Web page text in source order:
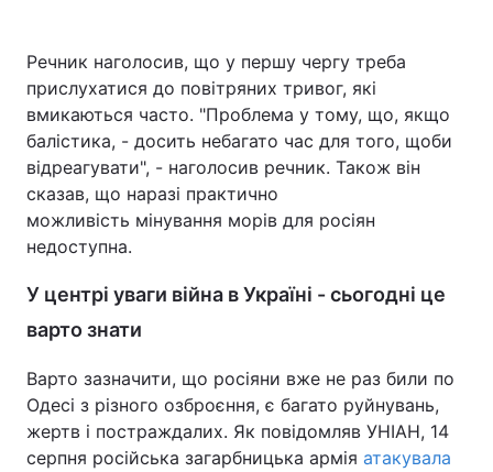
Речник наголосив, що у першу чергу треба
прислухатися до повітряних тривог, які
вмикаються часто. "Проблема у тому, що, якщо
балістика, - досить небагато час для того, щоби
відреагувати", - наголосив речник. Також він
сказав, що наразі практично
можливість мінування морів для росіян
недоступна.
У центрі уваги війна в Україні - сьогодні це
варто знати
Варто зазначити, що росіяни вже не раз били по
Одесі з різного озброєння, є багато руйнувань,
жертв і постраждалих. Як повідомляв УНІАН, 14
серпня російська загарбницька армія атакувала